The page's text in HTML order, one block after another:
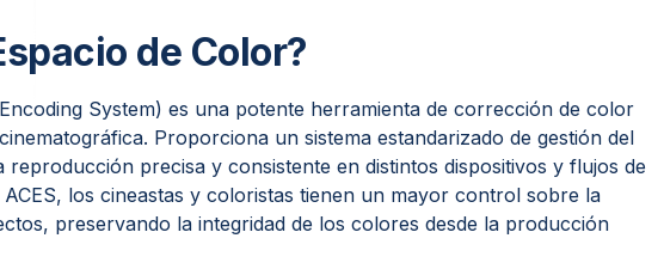
de Color?
System) es una potente herramienta de corrección de color
Proporciona un sistema estandarizado de gestión del
precisa y consistente en distintos dispositivos y flujos de
los cineastas y coloristas tienen un mayor control sobre la
preservando la integridad de los colores desde la producción